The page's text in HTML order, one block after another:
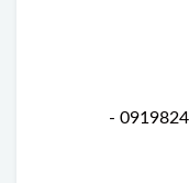
09198249416 -